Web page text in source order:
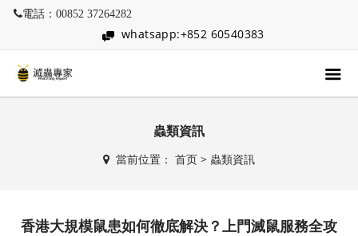
電話：00852 37264282
whatsapp:+852 60540383
蟲類資訊
當前位置： 首页> 蟲類資訊
香港大規模鼠患如何徹底解決？上門滅鼠服務全攻